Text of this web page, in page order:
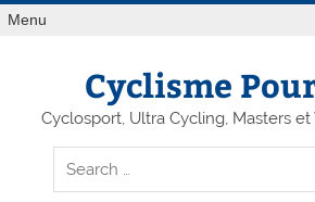
Menu
Cyclisme
Cyclosport, Ultra Cycling, Masters